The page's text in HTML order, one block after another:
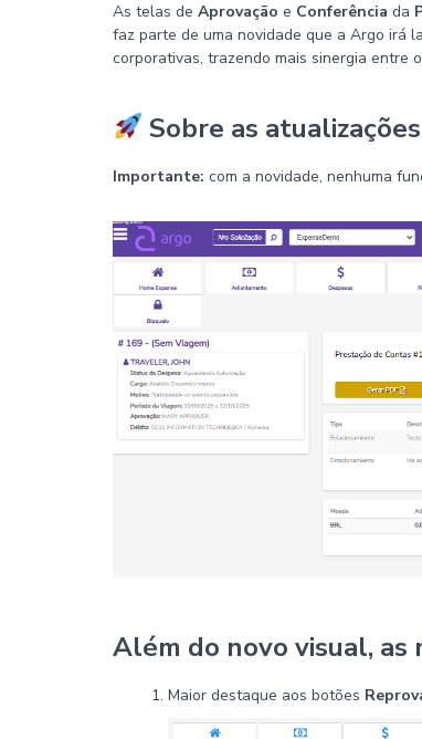
As telas de Aprovação e Conferência da
faz parte de uma novidade que a Argo irá
corporativas, trazendo mais sinergia entre
Sobre as atualizações
Importante: com a novidade, nenhuma
Além do novo visual, as
Maior destaque aos botões